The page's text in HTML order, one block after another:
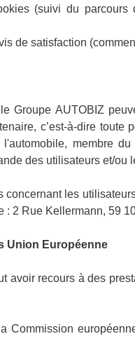
(suivi du parcours
de satisfaction
Groupe AUTOBIZ
c’est-à-dire
membre
des utilisateurs et/ou
concernant les
2 Rue Kellermann, 59
Union Européenne
avoir recours à des
Commission